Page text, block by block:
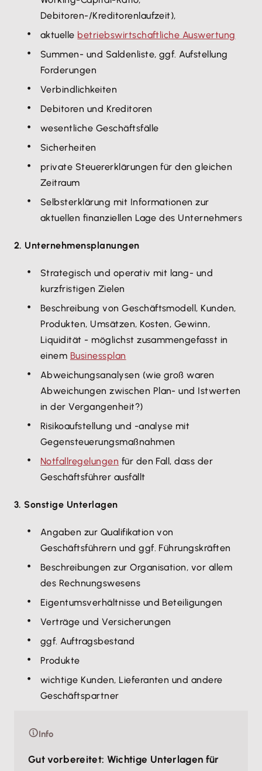
Debitoren-/Kreditorenlaufzeit),
aktuelle betriebswirtschaftliche Auswertung
Summen- und Saldenliste, ggf. Aufstellung
Forderungen
Verbindlichkeiten
Debitoren und Kreditoren
wesentliche Geschäftsfälle
Sicherheiten
private Steuererklärungen für den gleichen
Zeitraum
Selbsterklärung mit Informationen zur
aktuellen finanziellen Lage des Unternehmers
2. Unternehmensplanungen
Strategisch und operativ mit lang- und
kurzfristigen Zielen
Beschreibung von Geschäftsmodell, Kunden,
Produkten, Umsätzen, Kosten, Gewinn,
Liquidität - möglichst zusammengefasst in
einem Businessplan
Abweichungsanalysen (wie groß waren
Abweichungen zwischen Plan- und Istwerten
in der Vergangenheit?)
Risikoaufstellung und -analyse mit
Gegensteuerungsmaßnahmen
Notfallregelungen für den Fall, dass der
Geschäftsführer ausfällt
3. Sonstige Unterlagen
Angaben zur Qualifikation von
Geschäftsführern und ggf. Führungskräften
Beschreibungen zur Organisation, vor allem
des Rechnungswesens
Eigentumsverhältnisse und Beteiligungen
Verträge und Versicherungen
ggf. Auftragsbestand
Produkte
wichtige Kunden, Lieferanten und andere
Geschäftspartner
Info
Gut vorbereitet: Wichtige Unterlagen für